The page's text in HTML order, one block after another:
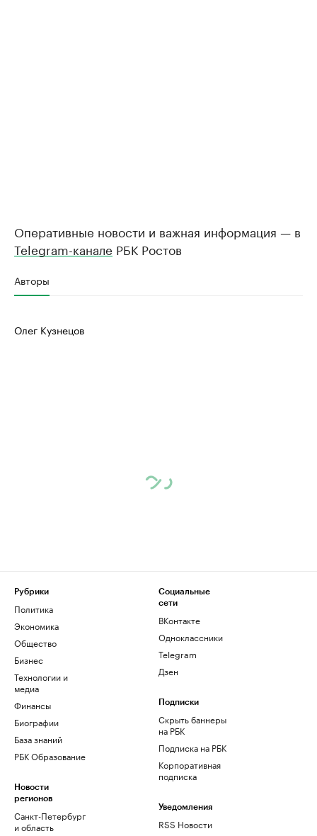
Оперативные новости и важная информация — в
Telegram-канале РБК Ростов
Авторы
Олег Кузнецов
Рубрики
Политика
Экономика
Общество
Бизнес
Технологии и
медиа
Финансы
Биографии
База знаний
РБК Образование
Новости
регионов
Санкт-Петербург
и область
Социальные
сети
ВКонтакте
Одноклассники
Telegram
Дзен
Подписки
Скрыть баннеры
на РБК
Подписка на РБК
Корпоративная
подписка
Уведомления
RSS Новости